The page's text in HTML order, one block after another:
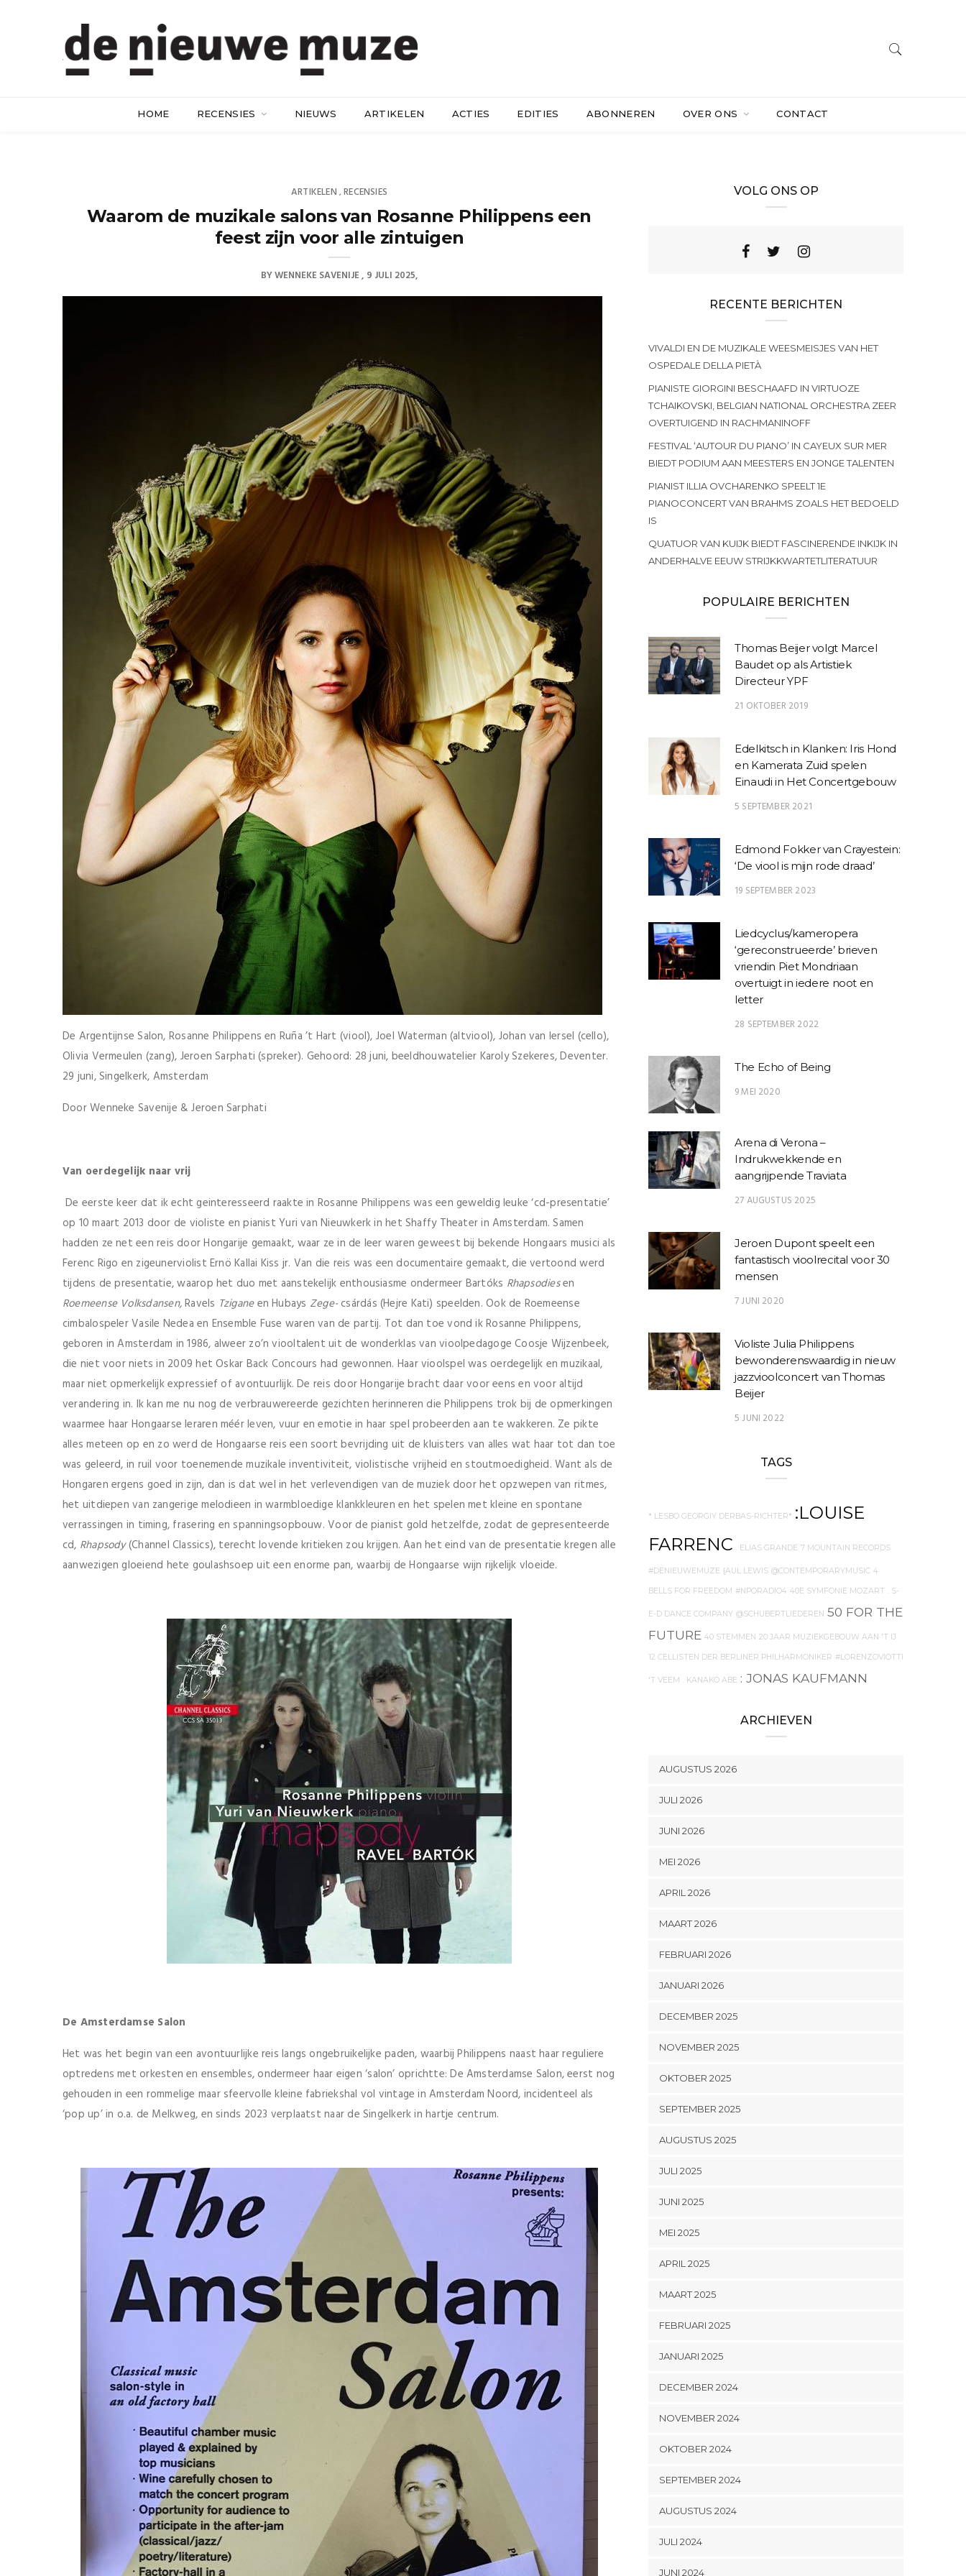
HOME RECENSIES NIEUWS ARTIKELEN ACTIES EDITIES ABONNEREN OVER ONS CONTACT
ARTIKELEN ,RECENSIES
Waarom de muzikale salons van Rosanne Philippens een
feest zijn voor alle zintuigen
BYWENNEKE SAVENIJE 9 JULI 2025
De Argentijnse Salon, Rosanne Philippens en Ruña ’t Hart (viool), Joel Waterman (altviool), Johan van Iersel (cello),
Olivia Vermeulen (zang), Jeroen Sarphati (spreker). Gehoord: 28 juni, beeldhouwatelier Karoly Szekeres, Deventer.
29 juni, Singelkerk, Amsterdam
Door Wenneke Savenije & Jeroen Sarphati
Van oerdegelijk naar vrij
De eerste keer dat ik echt geinteresseerd raakte in Rosanne Philippens was een geweldig leuke ‘cd-presentatie’
op 10 maart 2013 door de violiste en pianist Yuri van Nieuwkerk in het Shaffy Theater in Amsterdam. Samen
hadden ze net een reis door Hongarije gemaakt, waar ze in de leer waren geweest bij bekende Hongaars musici als
Ferenc Rigo en zigeunerviolist Ernö Kallai Kiss jr. Van die reis was een documentaire gemaakt, die vertoond werd
tijdens de presentatie, waarop het duo met aanstekelijk enthousiasme ondermeer Bartóks Rhapsodiesen
Roemeense Volksdansen,Ravels Tziganeen Hubays Zege-csárdás (Hejre Kati) speelden. Ook de Roemeense
cimbalospeler Vasile Nedea en Ensemble Fuse waren van de partij. Tot dan toe vond ik Rosanne Philippens,
geboren in Amsterdam in 1986, alweer zo’n viooltalent uit de wonderklas van vioolpedagoge Coosje Wijzenbeek,
die niet voor niets in 2009 het Oskar Back Concours had gewonnen. Haar vioolspel was oerdegelijk en muzikaal,
maar niet opmerkelijk expressief of avontuurlijk. De reis door Hongarije bracht daar voor eens en voor altijd
verandering in. Ik kan me nu nog de verbrauwereerde gezichten herinneren die Philippens trok bij de opmerkingen
waarmee haar Hongaarse leraren méér leven, vuur en emotie in haar spel probeerden aan te wakkeren. Ze pikte
alles meteen op en zo werd de Hongaarse reis een soort bevrijding uit de kluisters van alles wat haar tot dan toe
was geleerd, in ruil voor toenemende muzikale inventiviteit, violistische vrijheid en stoutmoedigheid. Want als de
Hongaren ergens goed in zijn, dan is dat wel in het verlevendigen van de muziek door het opzwepen van ritmes,
het uitdiepen van zangerige melodieen in warmbloedige klankkleuren en het spelen met kleine en spontane
verrassingen in timing, frasering en spanningsopbouw. Voor de pianist gold hetzelfde, zodat de gepresenteerde
cd, Rhapsody(Channel Classics), terecht lovende kritieken zou krijgen. Aan het eind van de presentatie kregen alle
aanwezigen gloeiend hete goulashsoep uit een enorme pan, waarbij de Hongaarse wijn rijkelijk vloeide.
De Amsterdamse Salon
Het was het begin van een avontuurlijke reis langs ongebruikelijke paden, waarbij Philippens naast haar reguliere
optredens met orkesten en ensembles, ondermeer haar eigen ‘salon’ oprichtte: De Amsterdamse Salon, eerst nog
gehouden in een rommelige maar sfeervolle kleine fabriekshal vol vintage in Amsterdam Noord, incidenteel als
‘pop up’ in o.a. de Melkweg, en sinds 2023 verplaatst naar de Singelkerk in hartje centrum.
VOLG ONS OP
RECENTE BERICHTEN
VIVALDI EN DE MUZIKALE WEESMEISJES VAN HET
OSPEDALE DELLA PIETÀ
PIANISTE GIORGINI BESCHAAFD IN VIRTUOZE
TCHAIKOVSKI, BELGIAN NATIONAL ORCHESTRA ZEER
OVERTUIGEND IN RACHMANINOFF
FESTIVAL ‘AUTOUR DU PIANO’ IN CAYEUX SUR MER
BIEDT PODIUM AAN MEESTERS EN JONGE TALENTEN
PIANIST ILLIA OVCHARENKO SPEELT 1E
PIANOCONCERT VAN BRAHMS ZOALS HET BEDOELD
IS
QUATUOR VAN KUIJK BIEDT FASCINERENDE INKIJK IN
ANDERHALVE EEUW STRIJKKWARTETLITERATUUR
POPULAIRE BERICHTEN
Thomas Beijer volgt Marcel
Baudet op als Artistiek
Directeur YPF
21 OKTOBER 2019
Edelkitsch in Klanken: Iris Hond
en Kamerata Zuid spelen
Einaudi in Het Concertgebouw
5 SEPTEMBER 2021
Edmond Fokker van Crayestein:
‘De viool is mijn rode draad’
19 SEPTEMBER 2023
Liedcyclus/kameropera
‘gereconstrueerde’ brieven
vriendin Piet Mondriaan
overtuigt in iedere noot en
letter
28 SEPTEMBER 2022
The Echo of Being
9 MEI 2020
Arena di Verona –
Indrukwekkende en
aangrijpende Traviata
27 AUGUSTUS 2025
Jeroen Dupont speelt een
fantastisch vioolrecital voor 30
mensen
7 JUNI 2020
Violiste Julia Philippens
bewonderenswaardig in nieuw
jazzvioolconcert van Thomas
Beijer
5 JUNI 2022
TAGS
* LESBO GEORGIY DERBAS-RICHTER* :LOUISE
FARRENC
. ELIAS GRANDE 7 MOUNTAIN RECORDS
#DENIEUWEMUZE {AUL LEWIS @CONTEMPORARYMUSIC 4
BELLS FOR FREEDOM #NPORADIO4 40E SYMFONIE MOZART . S-
E-D DANCE COMPANY @SCHUBERTLIEDEREN 50 FOR THE
FUTURE 40 STEMMEN 20 JAAR MUZIEKGEBOUW AAN 'T IJ
12 CELLISTEN DER BERLINER PHILHARMONIKER #LORENZOVIOTTI
'T VEEM . KANAKO ABE : JONAS KAUFMANN
ARCHIEVEN
AUGUSTUS 2026
JULI 2026
JUNI 2026
MEI 2026
APRIL 2026
MAART 2026
FEBRUARI 2026
JANUARI 2026
DECEMBER 2025
NOVEMBER 2025
OKTOBER 2025
SEPTEMBER 2025
AUGUSTUS 2025
JULI 2025
JUNI 2025
MEI 2025
APRIL 2025
MAART 2025
FEBRUARI 2025
JANUARI 2025
DECEMBER 2024
NOVEMBER 2024
OKTOBER 2024
SEPTEMBER 2024
AUGUSTUS 2024
JULI 2024
JUNI 2024